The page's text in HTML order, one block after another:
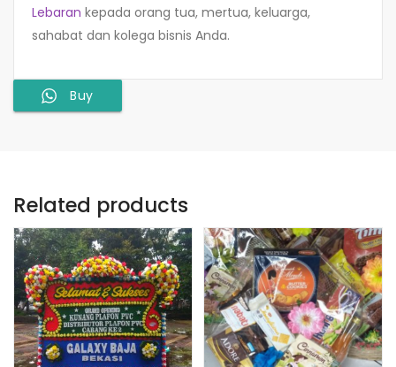
Lebaran kepada orang tua, mertua, keluarga,
sahabat dan kolega bisnis Anda.
Buy
Related products